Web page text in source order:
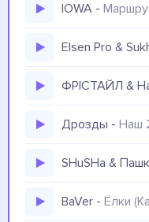
IOWA -
Elsen Pro &
ФРІСТАЙЛ &
Дрозды - Наш
SHuSHa &
BaVer - Ёлки